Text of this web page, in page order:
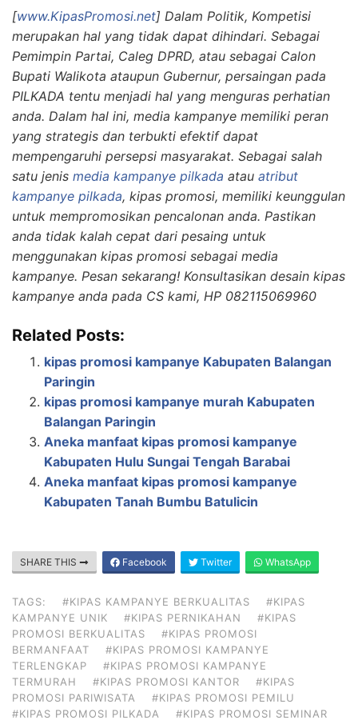
[www.KipasPromosi.net] Dalam Politik, Kompetisi
merupakan hal yang tidak dapat dihindari. Sebagai
Pemimpin Partai, Caleg DPRD, atau sebagai Calon
Bupati Walikota ataupun Gubernur, persaingan pada
PILKADA tentu menjadi hal yang menguras perhatian
anda. Dalam hal ini, media kampanye memiliki peran
yang strategis dan terbukti efektif dapat
mempengaruhi persepsi masyarakat. Sebagai salah
satu jenis media kampanye pilkada atau atribut
kampanye pilkada, kipas promosi, memiliki keunggulan
untuk mempromosikan pencalonan anda. Pastikan
anda tidak kalah cepat dari pesaing untuk
menggunakan kipas promosi sebagai media
kampanye. Pesan sekarang! Konsultasikan desain kipas
kampanye anda pada CS kami, HP 082115069960
Related Posts:
kipas promosi kampanye Kabupaten Balangan
Paringin
kipas promosi kampanye murah Kabupaten
Balangan Paringin
Aneka manfaat kipas promosi kampanye
Kabupaten Hulu Sungai Tengah Barabai
Aneka manfaat kipas promosi kampanye
Kabupaten Tanah Bumbu Batulicin
SHARE THIS Facebook Twitter WhatsApp
TAGS: #KIPAS KAMPANYE BERKUALITAS
#KIPAS
KAMPANYE UNIK
#KIPAS PERNIKAHAN
#KIPAS
PROMOSI BERKUALITAS
#KIPAS PROMOSI
BERMANFAAT
#KIPAS PROMOSI KAMPANYE
TERLENGKAP
#KIPAS PROMOSI KAMPANYE
TERMURAH
#KIPAS PROMOSI KANTOR
#KIPAS
PROMOSI PARIWISATA
#KIPAS PROMOSI PEMILU
#KIPAS PROMOSI PILKADA
#KIPAS PROMOSI SEMINAR